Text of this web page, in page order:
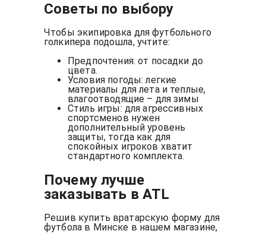
Советы по выбору
Чтобы экипировка для футбольного
голкипера подошла, учтите:
Предпочтения: от посадки до
цвета.
Условия погоды: легкие
материалы для лета и теплые,
влагоотводящие – для зимы
Стиль игры: для агрессивных
спортсменов нужен
дополнительный уровень
защиты, тогда как для
спокойных игроков хватит
стандартного комплекта.
Почему лучше
заказывать в ATL
Решив купить вратарскую форму для
футбола в Минске в нашем магазине,